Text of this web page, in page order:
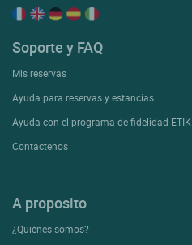
Soporte y FAQ
Mis reservas
Ayuda para reservas y estancias
Ayuda con el programa de fidelidad ETIK
Contactenos
A proposito
¿Quiénes somos?